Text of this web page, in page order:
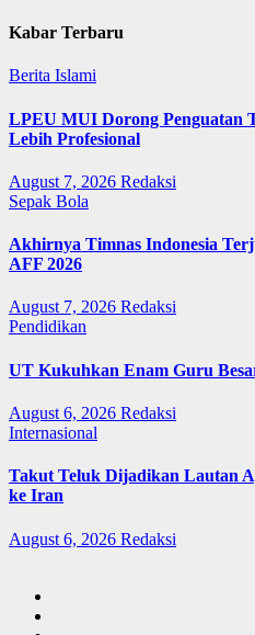
Kabar Terbaru
Berita Islami
LPEU MUI Dorong Penguatan
Lebih Profesional
August 7, 2026 Redaksi
Sepak Bola
Akhirnya Timnas Indonesia
AFF 2026
August 7, 2026 Redaksi
Pendidikan
UT Kukuhkan Enam Guru
August 6, 2026 Redaksi
Internasional
Takut Teluk Dijadikan Lautan
ke Iran
August 6, 2026 Redaksi